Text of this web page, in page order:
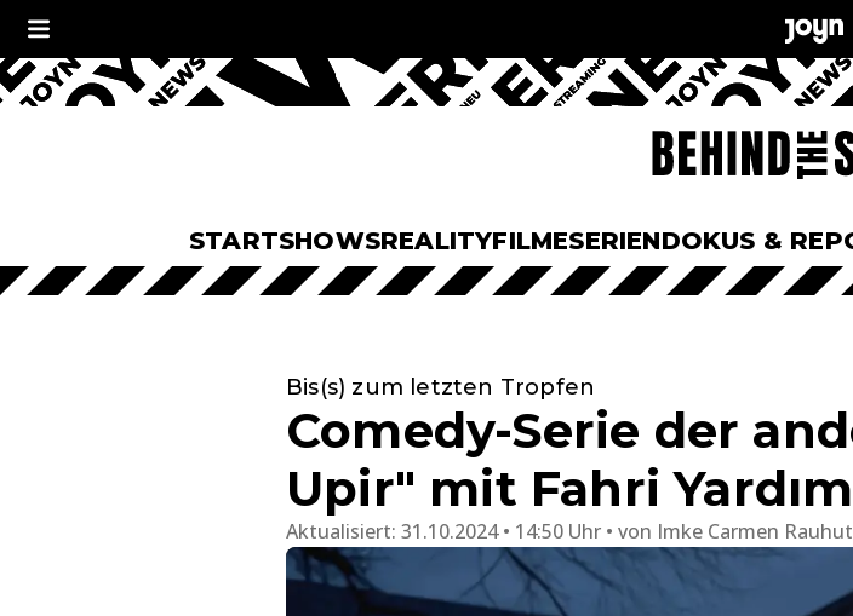
STARTSHOWSREALITYFILMESERIENDOKUS &
Bis(s) zum letzten Tropfen
Comedy-Serie der
Upir" mit Fahri
Aktualisiert: 31.10.2024 • 14:50 Uhr von Imke Carmen Rauhut